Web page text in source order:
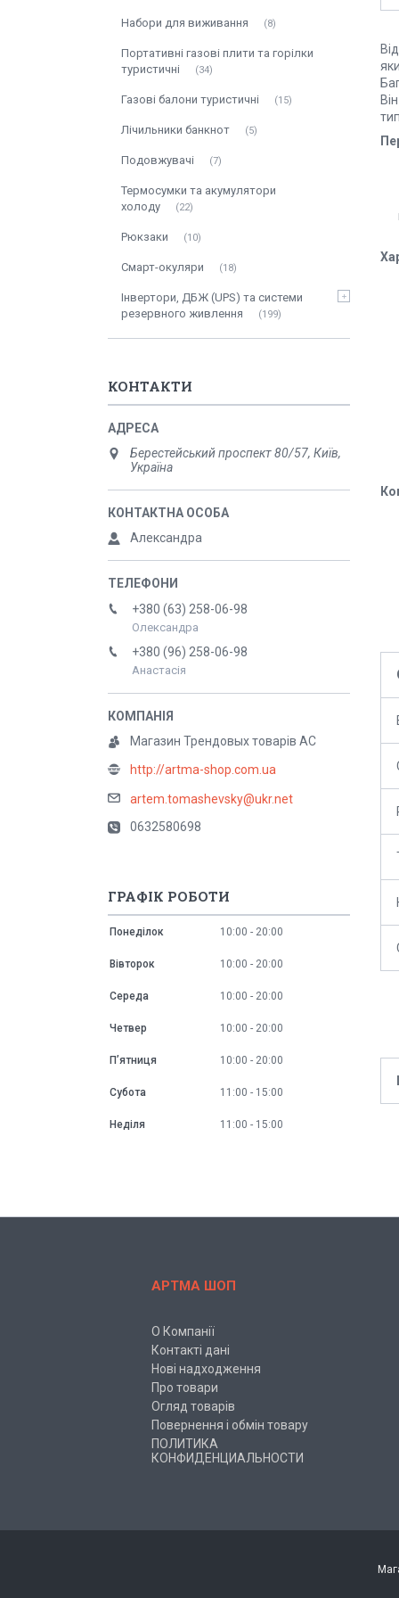
Набори для виживання 8
Портативні газові плити та горілки
туристичні
34
Газові балони туристичні 15
Лічильники банкнот 5
Подовжувачі 7
Термосумки та акумулятори
холоду
22
Рюкзаки 10
Смарт-окуляри 18
Інвертори, ДБЖ (UPS) та системи
резервного живлення
199
КОНТАКТИ
Берестейський проспект 80/57, Київ,
Україна
Александра
+380 (63) 258-06-98
Олександра
+380 (96) 258-06-98
Анастасія
Магазин Трендовых товарів АС
http://artma-shop.com.ua
artem.tomashevsky@ukr.net
0632580698
ГРАФІК РОБОТИ
Понеділок 10:00 20:00
Вівторок 10:00 20:00
Середа 10:00 20:00
Четвер 10:00 20:00
Пʼятниця 10:00 20:00
Субота 11:00 15:00
Неділя 11:00 15:00
АРТМА ШОП
О Компанії
Контакті дані
Нові надходження
Про товари
Огляд товарів
Повернення і обмін товару
ПОЛИТИКА
КОНФИДЕНЦИАЛЬНОСТИ